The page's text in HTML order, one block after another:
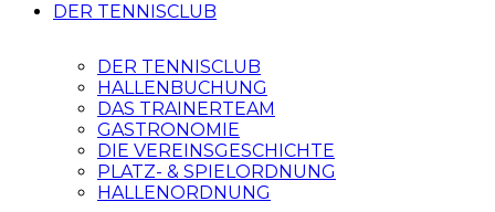
DER TENNISCLUB
DER TENNISCLUB
HALLENBUCHUNG
DAS TRAINERTEAM
GASTRONOMIE
DIE VEREINSGESCHICHTE
PLATZ- & SPIELORDNUNG
HALLENORDNUNG